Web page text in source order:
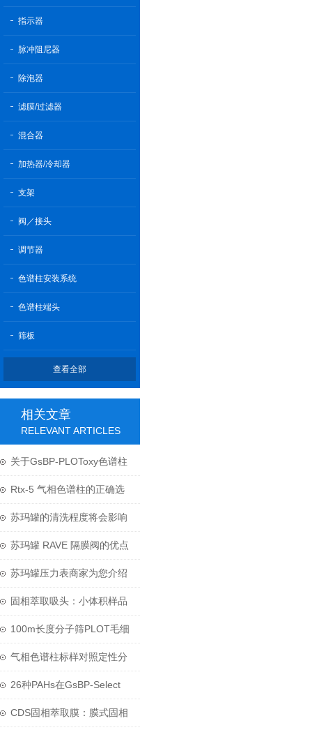
指示器
脉冲阻尼器
除泡器
滤膜/过滤器
混合器
加热器/冷却器
支架
阀／接头
调节器
色谱柱安装系统
色谱柱端头
筛板
查看全部
相关文章
RELEVANT ARTICLES
关于GsBP-PLOToxy色谱柱
对烃类基质中含氧化合物分
析测试报告
Rtx-5 气相色谱柱的正确选
型
苏玛罐的清洗程度将会影响
实验结果的准确性
苏玛罐 RAVE 隔膜阀的优点
和设计特点介绍
苏玛罐压力表商家为您介绍
压力表的那些知识
固相萃取吸头：小体积样品
前处理的革命性技术
100m长度分子筛PLOT毛细
柱应用于无机气体分析
气相色谱柱标样对照定性分
析
26种PAHs在GsBP-Select
PAH色谱柱上的测试
CDS固相萃取膜：膜式固相